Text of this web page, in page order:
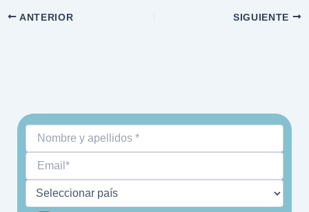
ANTERIOR SIGUIENTE